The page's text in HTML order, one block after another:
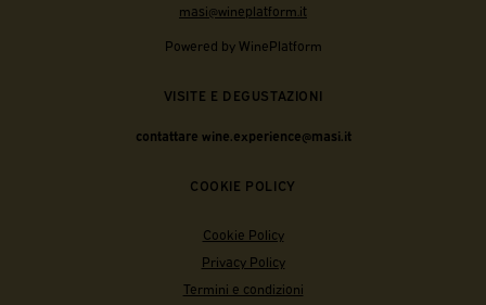
masi@wineplatform.it
Powered by WinePlatform
VISITE E DEGUSTAZIONI
contattare wine.experience@masi.it
COOKIE POLICY
Cookie Policy
Privacy Policy
Termini e condizioni